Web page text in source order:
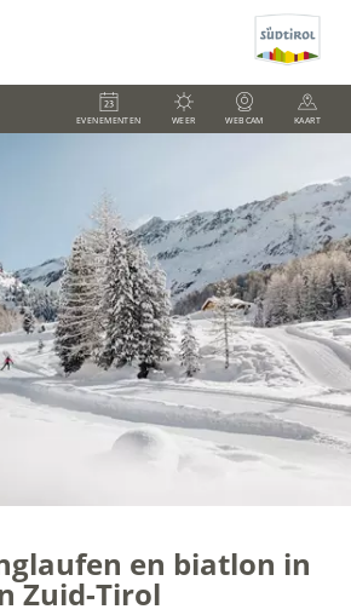
EVENEMENTEN WEER WEBCAM KAART
en biatlon in
Zuid-Tirol